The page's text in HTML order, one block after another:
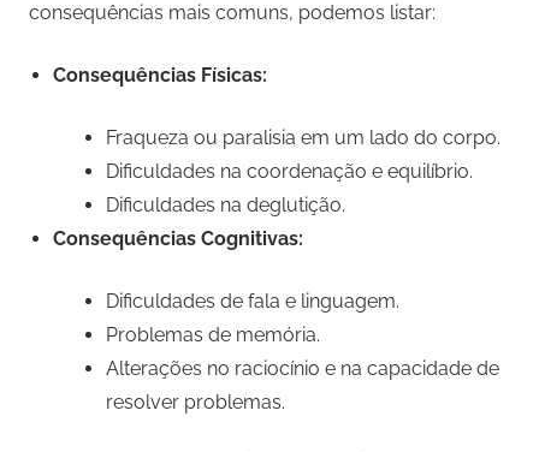
consequências mais comuns, podemos listar:
Consequências Físicas:
Fraqueza ou paralisia em um lado do corpo.
Dificuldades na coordenação e equilíbrio.
Dificuldades na deglutição.
Consequências Cognitivas:
Dificuldades de fala e linguagem.
Problemas de memória.
Alterações no raciocínio e na capacidade de
resolver problemas.